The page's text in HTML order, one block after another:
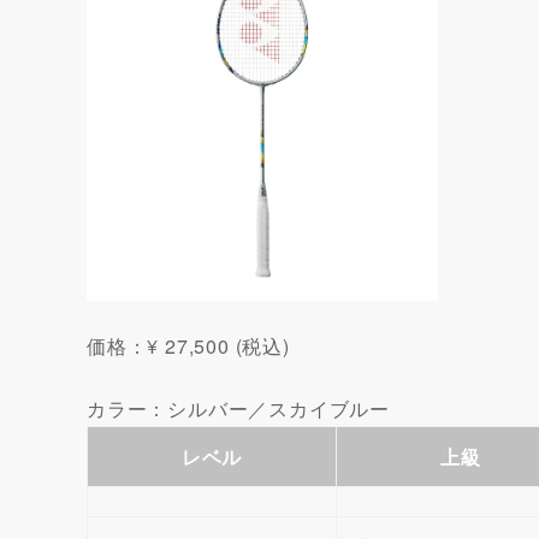
価格：¥ 27,500 (税込)
カラー：シルバー／スカイブルー
レベル
上級